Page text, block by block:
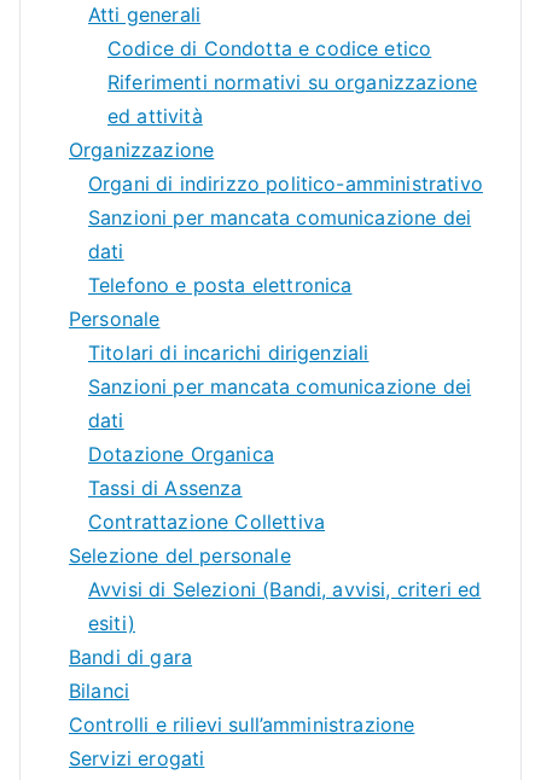
Atti generali
Codice di Condotta e codice etico
Riferimenti normativi su organizzazione
ed attività
Organizzazione
Organi di indirizzo politico-amministrativo
Sanzioni per mancata comunicazione dei
dati
Telefono e posta elettronica
Personale
Titolari di incarichi dirigenziali
Sanzioni per mancata comunicazione dei
dati
Dotazione Organica
Tassi di Assenza
Contrattazione Collettiva
Selezione del personale
Avvisi di Selezioni (Bandi, avvisi, criteri ed
esiti)
Bandi di gara
Bilanci
Controlli e rilievi sull’amministrazione
Servizi erogati